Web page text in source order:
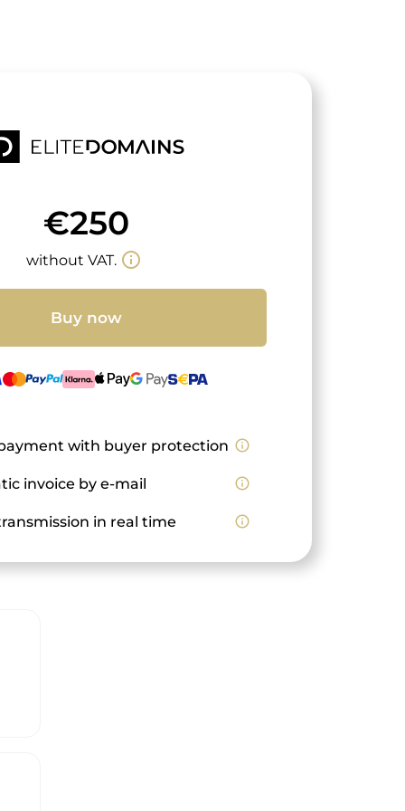
€250
without VAT. info_outline
Buy now
with buyer protection info_outline
invoice by e-mail info_outline
in real time info_outline